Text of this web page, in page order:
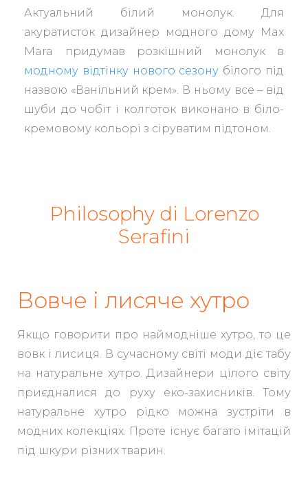
Актуальний білий монолук. Для
акуратисток дизайнер модного дому Max
Mara придумав розкішний монолук в
модному відтінку нового сезону білого під
назвою «Ванільний крем». В ньому все – від
шуби до чобіт і колготок виконано в біло-
кремовому кольорі з сіруватим підтоном.
Philosophy di Lorenzo
Serafini
Вовче і лисяче хутро
Якщо говорити про наймодніше хутро, то це
вовк і лисиця. В сучасному світі моди діє табу
на натуральне хутро. Дизайнери цілого світу
приєдналися до руху еко-захисників. Тому
натуральне хутро рідко можна зустріти в
модних колекціях. Проте існує багато імітацій
під шкури різних тварин.